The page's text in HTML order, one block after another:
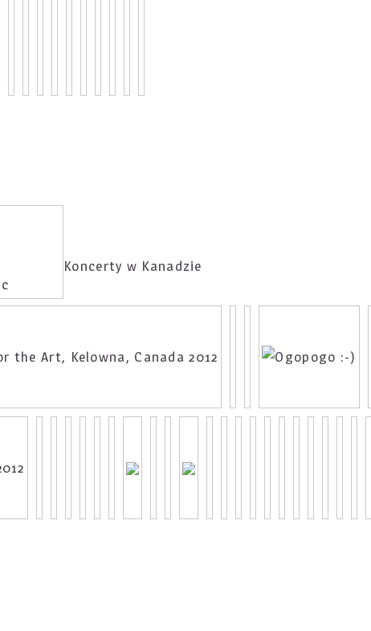
Koncerty w Kanadzie